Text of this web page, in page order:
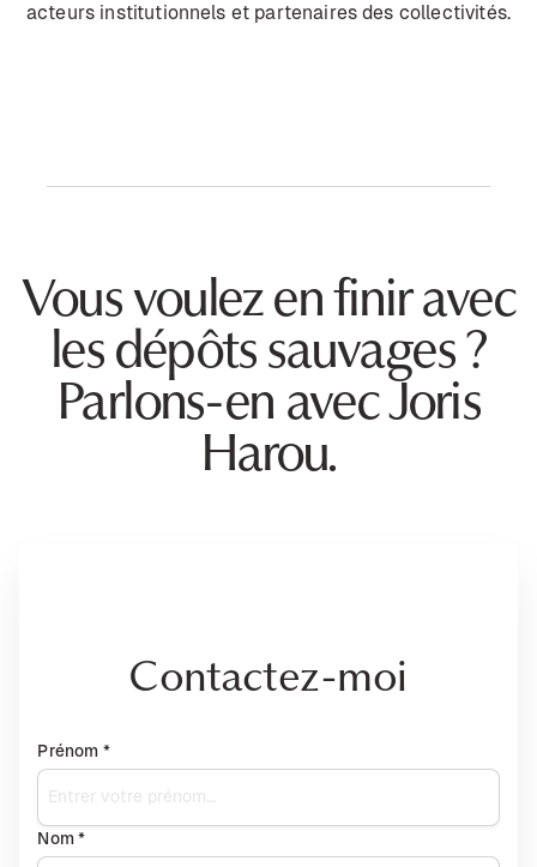
acteurs institutionnels et partenaires des collectivités.
Vous voulez en finir avec
les dépôts sauvages ?
Parlons-en avec Joris
Harou.
Contactez-moi
Prénom *
Nom *